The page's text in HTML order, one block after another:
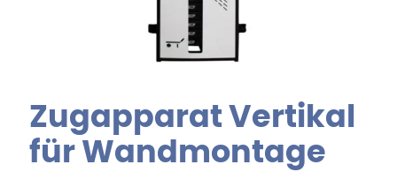
Zugapparat Vertikal
für Wandmontage